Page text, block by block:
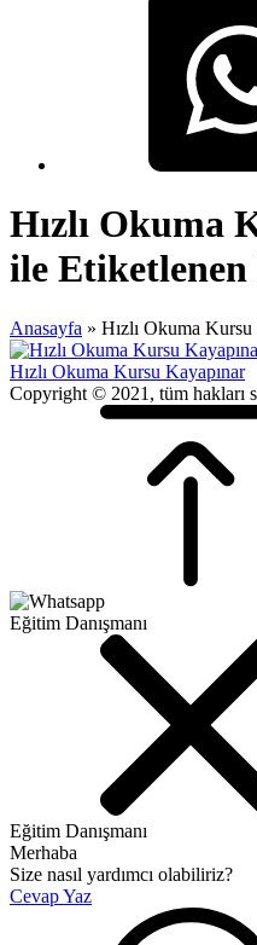
Hızlı Okuma
ile
Anasayfa » Hızlı Okuma
Hızlı Okuma Kursu Kayapınar
Copyright © 2021, tüm hakları
Eğitim Danışmanı
Eğitim Danışmanı
Merhaba
Size nasıl yardımcı olabiliriz?
Cevap Yaz